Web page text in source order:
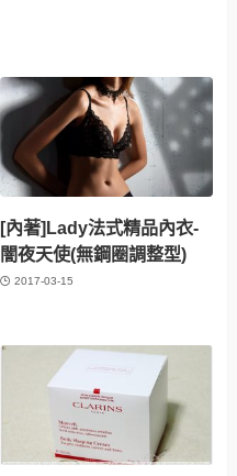
[內著]Lady法式精品內衣-
闇夜天使(無鋼圈調整型)
2017-03-15